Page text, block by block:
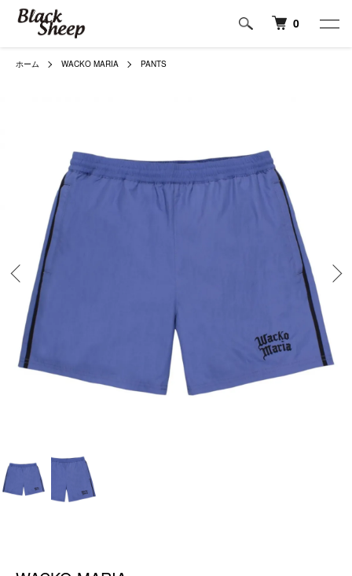
0
ホーム WACKO MARIA PANTS